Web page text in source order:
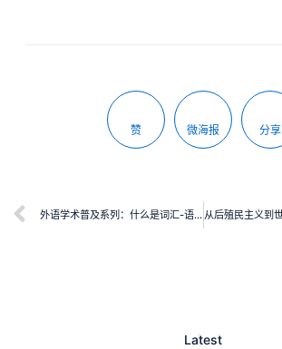
赞 微海报 分享
外语学术普及系列：什么是词汇-语法
Latest